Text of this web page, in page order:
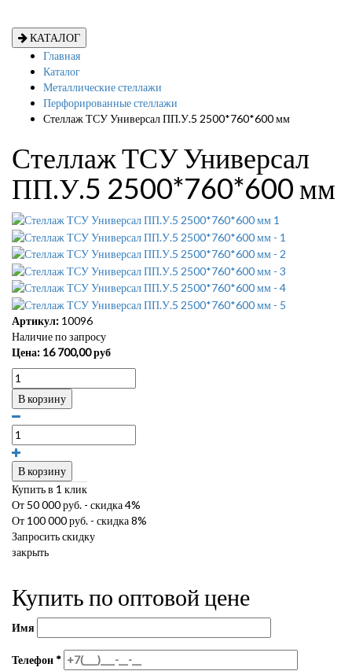
КАТАЛОГ
Главная
Каталог
Металлические стеллажи
Перфорированные стеллажи
Стеллаж ТСУ Универсал ПП.У.5 2500*760*600 мм
Стеллаж ТСУ Универсал
ПП.У.5 2500*760*600 мм
Артикул: 10096
Наличие по запросу
Цена: 16 700,00руб
В корзину
В корзину
Купить в 1 клик
От 50 000 руб. - скидка 4%
От 100 000 руб. - скидка 8%
Запросить скидку
закрыть
Купить по оптовой цене
Имя
Телефон *